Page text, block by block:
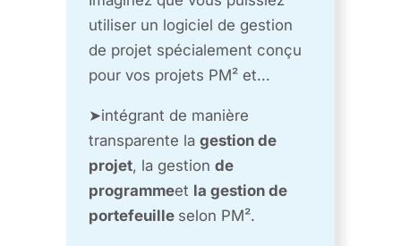
utiliser un logiciel de gestion
de projet spécialement conçu
pour vos projets PM² et...
➤intégrant de manière
transparente la gestion de
projet, la gestion de
programmeet la gestion de
portefeuille selon PM².